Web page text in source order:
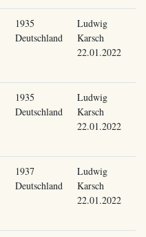
1935
Deutschland
Ludwig
Karsch
22.01.2022
1935
Deutschland
Ludwig
Karsch
22.01.2022
1937
Deutschland
Ludwig
Karsch
22.01.2022